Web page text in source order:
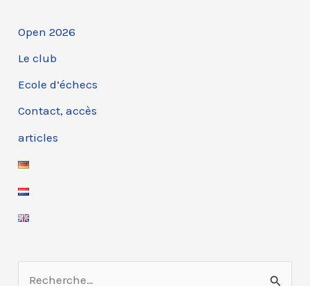
Open 2026
Le club
Ecole d’échecs
Contact, accès
articles